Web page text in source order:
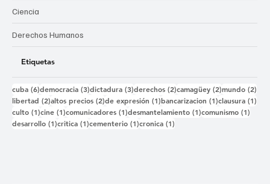
Ciencia
Derechos Humanos
Etiquetas
cuba (6)6 entradas
democracia (3)3 entradas
dictadura (3)3 entradas
derechos (2)2 entradas
camagüey (2)2 entradas
mundo (2)
libertad (2)2 entradas
altos precios (2)2 entradas
de expresión (1)1 entrada
bancarizacion (1)1 entrada
clausura (1)
culto (1)1 entrada
cine (1)1 entrada
comunicadores (1)1 entrada
desmantelamiento (1)1 entrada
comunismo (1)
desarrollo (1)1 entrada
critica (1)1 entrada
cementerio (1)1 entrada
cronica (1)